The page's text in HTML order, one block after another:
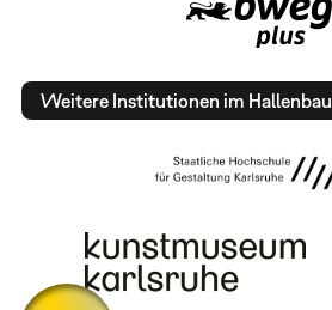
Weitere Institutionen im Hallenbau